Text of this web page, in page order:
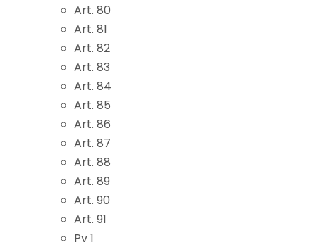
Art. 80
Art. 81
Art. 82
Art. 83
Art. 84
Art. 85
Art. 86
Art. 87
Art. 88
Art. 89
Art. 90
Art. 91
Pv 1